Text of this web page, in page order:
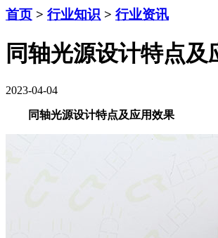
首页 > 行业知识 > 行业资讯
同轴光源设计特点及
2023-04-04
同轴光源设计特点及应用效果